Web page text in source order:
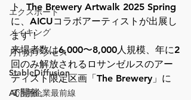
エクスポート
メイキング
月刊好アクセス
StableDiffusion
AI活用企業最前線
ト  The Brewery Artwalk 2025 Spring
に、AICUコラボアーティストが出展し
ます！
来場者数は6,000〜8,000人規模、年に2
回のみ解放されるロサンゼルスのアー
ティスト限定区画「The Brewery」に
て開催。